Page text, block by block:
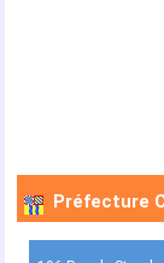
Préfecture